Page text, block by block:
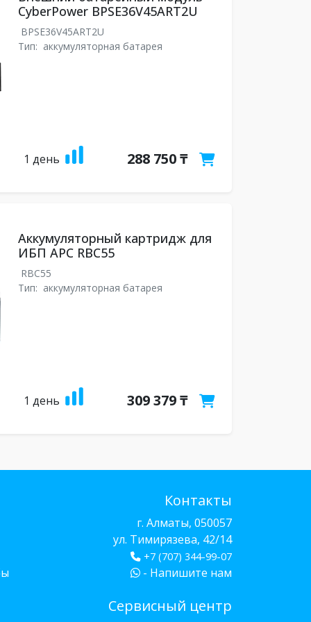
CyberPower BPSE36V45ART2U
BPSE36V45ART2U
Тип: аккумуляторная батарея
1 день 288 750 ₸
Аккумуляторный картридж для
ИБП APC RBC55
RBC55
Тип: аккумуляторная батарея
1 день 309 379 ₸
Контакты
г. Алматы, 050057
ул. Тимирязева, 42/14
+7 (707) 344-99-07
- Напишите нам
Сервисный центр